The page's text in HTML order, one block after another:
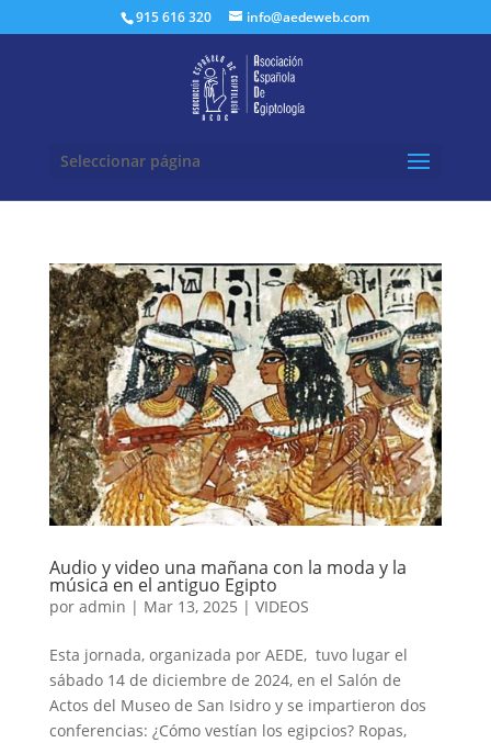
915 616 320 info@aedeweb.com
Seleccionar página
Audio y video una mañana con la moda y la
música en el antiguo Egipto
por admin | Mar 13, 2025 | VIDEOS
Esta jornada, organizada por AEDE, tuvo lugar el
sábado 14 de diciembre de 2024, en el Salón de
Actos del Museo de San Isidro y se impartieron dos
conferencias: ¿Cómo vestían los egipcios? Ropas,